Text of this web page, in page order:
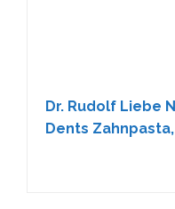
Dr. Rudolf Liebe
Dents